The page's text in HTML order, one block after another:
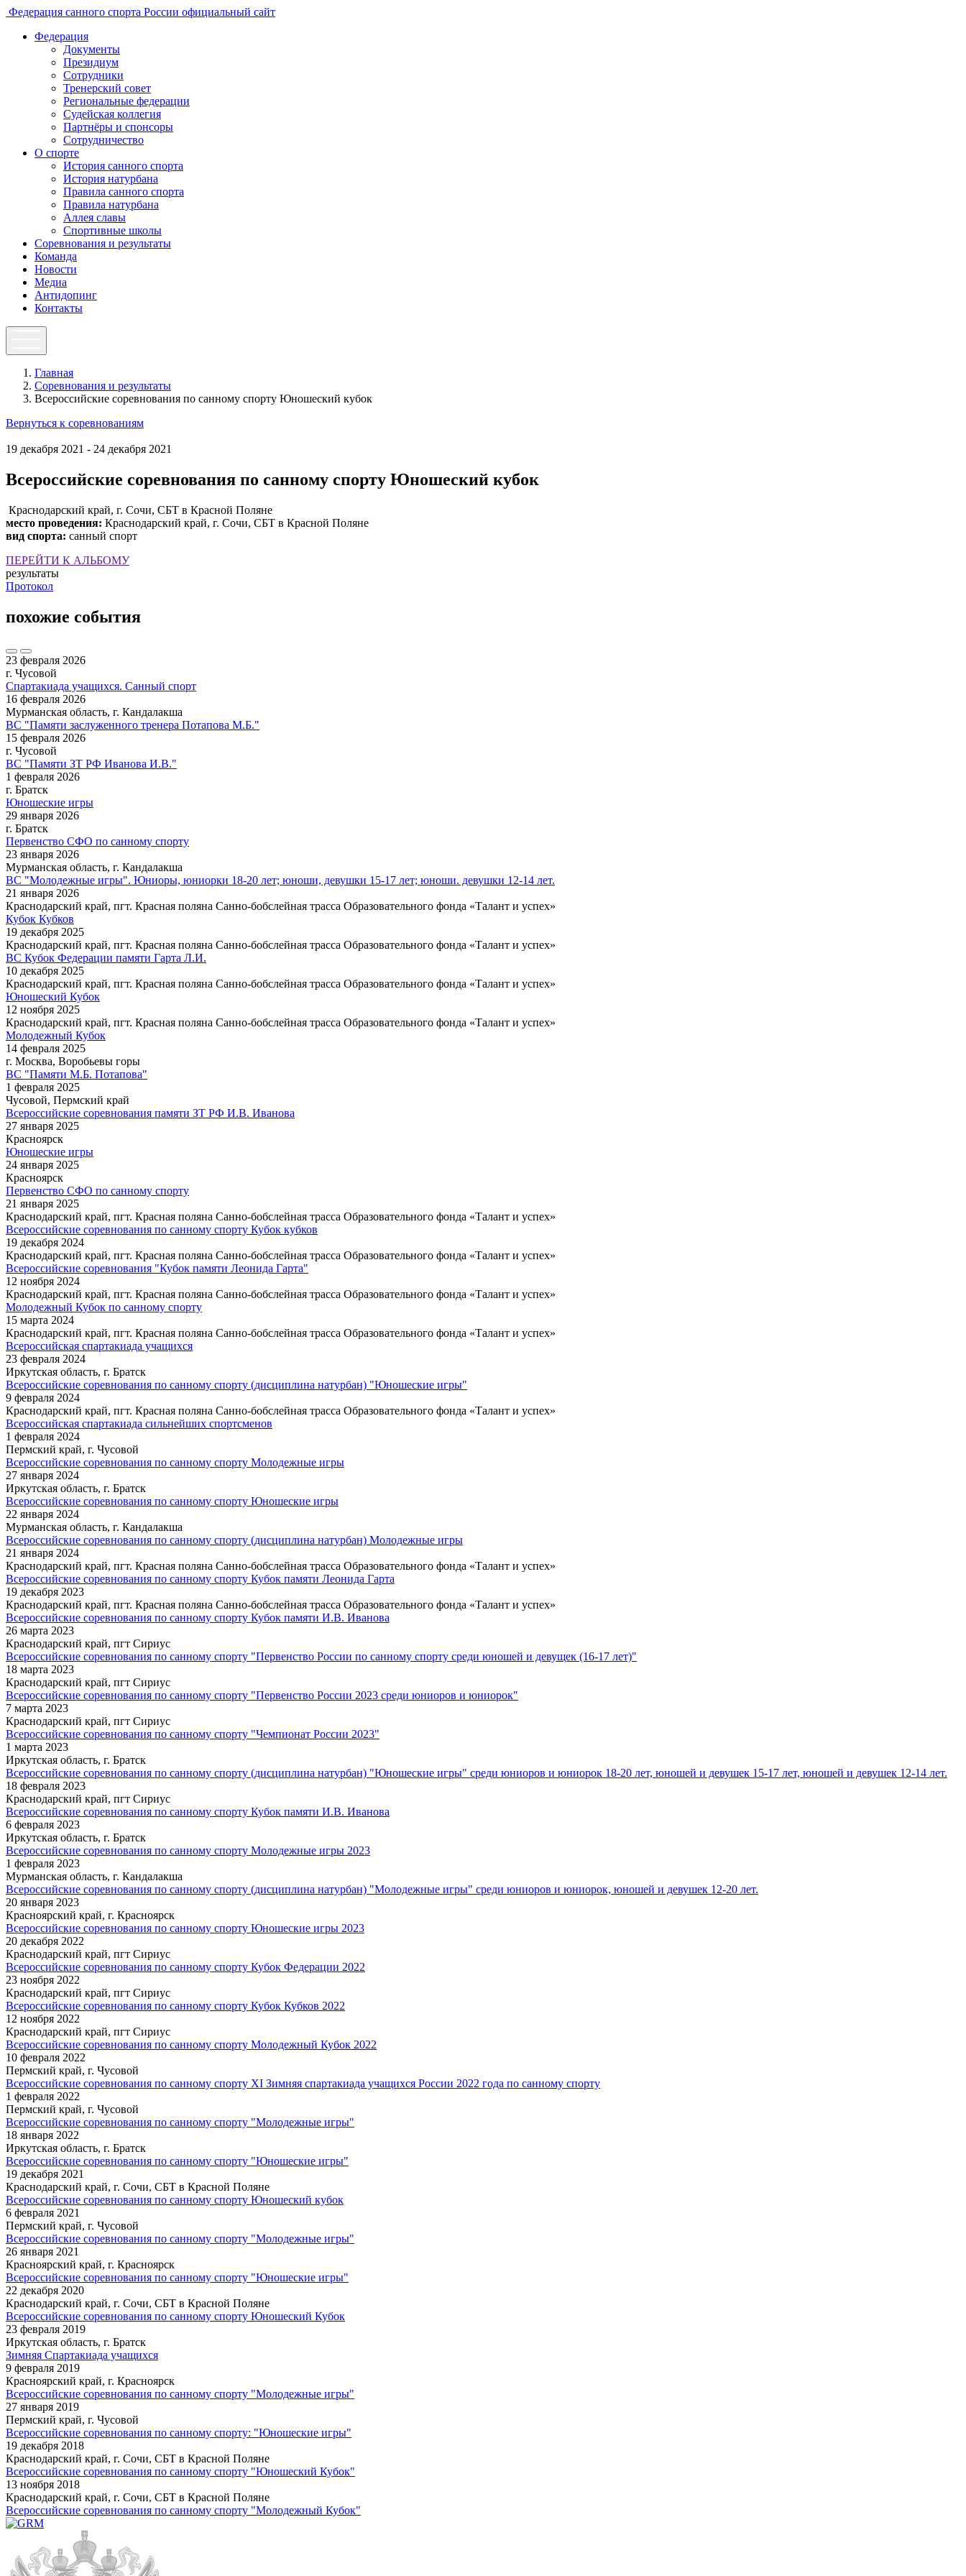
Федерация санного спорта России официальный сайт
Федерация
Документы
Президиум
Сотрудники
Тренерский совет
Региональные федерации
Судейская коллегия
Партнёры и спонсоры
Сотрудничество
О спорте
История санного спорта
История натурбана
Правила санного спорта
Правила натурбана
Аллея славы
Спортивные школы
Соревнования и результаты
Команда
Новости
Медиа
Антидопинг
Контакты
Главная
Соревнования и результаты
Всероссийские соревнования по санному спорту Юношеский кубок
Вернуться к соревнованиям
19 декабря 2021 - 24 декабря 2021
Всероссийские соревнования по санному спорту Юношеский кубок
Краснодарский край, г. Сочи, СБТ в Красной Поляне
место проведения: Краснодарский край, г. Сочи, СБТ в Красной Поляне
вид спорта: санный спорт
ПЕРЕЙТИ К АЛЬБОМУ
результаты
Протокол
похожие события
23 февраля 2026
г. Чусовой
Спартакиада учащихся. Санный спорт
16 февраля 2026
Мурманская область, г. Кандалакша
ВС "Памяти заслуженного тренера Потапова М.Б."
15 февраля 2026
г. Чусовой
ВС "Памяти ЗТ РФ Иванова И.В."
1 февраля 2026
г. Братск
Юношеские игры
29 января 2026
г. Братск
Первенство СФО по санному спорту
23 января 2026
Мурманская область, г. Кандалакша
ВС "Молодежные игры". Юниоры, юниорки 18-20 лет; юноши, девушки 15-17 лет; юноши. девушки 12-14 лет.
21 января 2026
Краснодарский край, пгт. Красная поляна Санно-бобслейная трасса Образовательного фонда «Талант и успех»
Кубок Кубков
19 декабря 2025
Краснодарский край, пгт. Красная поляна Санно-бобслейная трасса Образовательного фонда «Талант и успех»
ВС Кубок Федерации памяти Гарта Л.И.
10 декабря 2025
Краснодарский край, пгт. Красная поляна Санно-бобслейная трасса Образовательного фонда «Талант и успех»
Юношеский Кубок
12 ноября 2025
Краснодарский край, пгт. Красная поляна Санно-бобслейная трасса Образовательного фонда «Талант и успех»
Молодежный Кубок
14 февраля 2025
г. Москва, Воробьевы горы
ВС "Памяти М.Б. Потапова"
1 февраля 2025
Чусовой, Пермский край
Всероссийские соревнования памяти ЗТ РФ И.В. Иванова
27 января 2025
Красноярск
Юношеские игры
24 января 2025
Красноярск
Первенство СФО по санному спорту
21 января 2025
Краснодарский край, пгт. Красная поляна Санно-бобслейная трасса Образовательного фонда «Талант и успех»
Всероссийские соревнования по санному спорту Кубок кубков
19 декабря 2024
Краснодарский край, пгт. Красная поляна Санно-бобслейная трасса Образовательного фонда «Талант и успех»
Всероссийские соревнования "Кубок памяти Леонида Гарта"
12 ноября 2024
Краснодарский край, пгт. Красная поляна Санно-бобслейная трасса Образовательного фонда «Талант и успех»
Молодежный Кубок по санному спорту
15 марта 2024
Краснодарский край, пгт. Красная поляна Санно-бобслейная трасса Образовательного фонда «Талант и успех»
Всероссийская спартакиада учащихся
23 февраля 2024
Иркутская область, г. Братск
Всероссийские соревнования по санному спорту (дисциплина натурбан) "Юношеские игры"
9 февраля 2024
Краснодарский край, пгт. Красная поляна Санно-бобслейная трасса Образовательного фонда «Талант и успех»
Всероссийская спартакиада сильнейших спортсменов
1 февраля 2024
Пермский край, г. Чусовой
Всероссийские соревнования по санному спорту Молодежные игры
27 января 2024
Иркутская область, г. Братск
Всероссийские соревнования по санному спорту Юношеские игры
22 января 2024
Мурманская область, г. Кандалакша
Всероссийские соревнования по санному спорту (дисциплина натурбан) Молодежные игры
21 января 2024
Краснодарский край, пгт. Красная поляна Санно-бобслейная трасса Образовательного фонда «Талант и успех»
Всероссийские соревнования по санному спорту Кубок памяти Леонида Гарта
19 декабря 2023
Краснодарский край, пгт. Красная поляна Санно-бобслейная трасса Образовательного фонда «Талант и успех»
Всероссийские соревнования по санному спорту Кубок памяти И.В. Иванова
26 марта 2023
Краснодарский край, пгт Сириус
Всероссийские соревнования по санному спорту "Первенство России по санному спорту среди юношей и девущек (16-17 лет)"
18 марта 2023
Краснодарский край, пгт Сириус
Всероссийские соревнования по санному спорту "Первенство России 2023 среди юниоров и юниорок"
7 марта 2023
Краснодарский край, пгт Сириус
Всероссийские соревнования по санному спорту "Чемпионат России 2023"
1 марта 2023
Иркутская область, г. Братск
Всероссийские соревнования по санному спорту (дисциплина натурбан) "Юношеские игры" среди юниоров и юниорок 18-20 лет, юношей и девушек 15-17 лет, юношей и девушек 12-14 лет.
18 февраля 2023
Краснодарский край, пгт Сириус
Всероссийские соревнования по санному спорту Кубок памяти И.В. Иванова
6 февраля 2023
Иркутская область, г. Братск
Всероссийские соревнования по санному спорту Молодежные игры 2023
1 февраля 2023
Мурманская область, г. Кандалакша
Всероссийские соревнования по санному спорту (дисциплина натурбан) "Молодежные игры" среди юниоров и юниорок, юношей и девушек 12-20 лет.
20 января 2023
Красноярский край, г. Красноярск
Всероссийские соревнования по санному спорту Юношеские игры 2023
20 декабря 2022
Краснодарский край, пгт Сириус
Всероссийские соревнования по санному спорту Кубок Федерации 2022
23 ноября 2022
Краснодарский край, пгт Сириус
Всероссийские соревнования по санному спорту Кубок Кубков 2022
12 ноября 2022
Краснодарский край, пгт Сириус
Всероссийские соревнования по санному спорту Молодежный Кубок 2022
10 февраля 2022
Пермский край, г. Чусовой
Всероссийские соревнования по санному спорту XI Зимняя спартакиада учащихся России 2022 года по санному спорту
1 февраля 2022
Пермский край, г. Чусовой
Всероссийские соревнования по санному спорту "Молодежные игры"
18 января 2022
Иркутская область, г. Братск
Всероссийские соревнования по санному спорту "Юношеские игры"
19 декабря 2021
Краснодарский край, г. Сочи, СБТ в Красной Поляне
Всероссийские соревнования по санному спорту Юношеский кубок
6 февраля 2021
Пермский край, г. Чусовой
Всероссийские соревнования по санному спорту "Молодежные игры"
26 января 2021
Красноярский край, г. Красноярск
Всероссийские соревнования по санному спорту "Юношеские игры"
22 декабря 2020
Краснодарский край, г. Сочи, СБТ в Красной Поляне
Всероссийские соревнования по санному спорту Юношеский Кубок
23 февраля 2019
Иркутская область, г. Братск
Зимняя Спартакиада учащихся
9 февраля 2019
Красноярский край, г. Красноярск
Всероссийские соревнования по санному спорту "Молодежные игры"
27 января 2019
Пермский край, г. Чусовой
Всероссийские соревнования по санному спорту: "Юношеские игры"
19 декабря 2018
Краснодарский край, г. Сочи, СБТ в Красной Поляне
Всероссийские соревнования по санному спорту "Юношеский Кубок"
13 ноября 2018
Краснодарский край, г. Сочи, СБТ в Красной Поляне
Всероссийские соревнования по санному спорту "Молодежный Кубок"